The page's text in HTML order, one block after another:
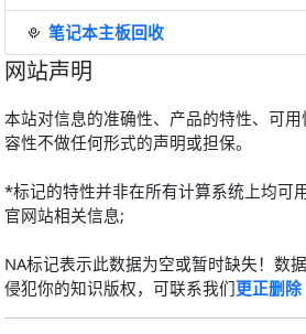
笔记本主板回收
网站声明
本站对信息的准确性、产品的特性、可
容性不做任何形式的声明或担保。
*标记的特性并非在所有计算系统上均可
官网站相关信息;
NA标记表示此数据为空或暂时缺失！数
侵犯你的知识版权，可联系我们更正删除